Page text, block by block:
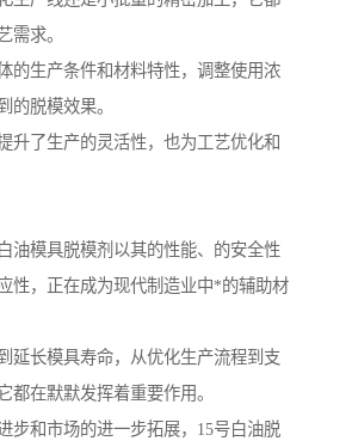
需求。
的生产条件和材料特性，调整使用浓
的脱模效果。
升了生产的灵活性，也为工艺优化和
油模具脱模剂以其的性能、的安全性
性，正在成为现代制造业中*的辅助材
延长模具寿命，从优化生产流程到支
都在默默发挥着重要作用。
步和市场的进一步拓展，15号白油脱